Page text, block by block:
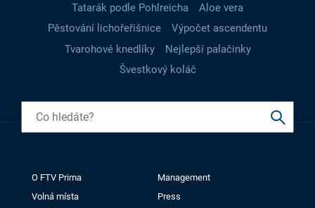
Tatarák podle Pohlreicha
Aloe vera
Pěstování lichořeřišnice
Výpočet ascendentu
Tvarohové knedlíky
Nejlepší palačinky
Švestkový koláč
O FTV Prima
Management
Volná místa
Press